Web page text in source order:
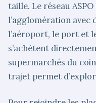
taille. Le réseau
l’agglomération
l’aéroport, le port et
s’achètent
supermarchés du
trajet permet